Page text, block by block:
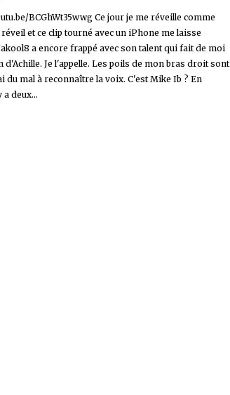
BCGhWt35wwg Ce jour je me réveille comme
et ce clip tourné avec un iPhone me laisse
a encore frappé avec son talent qui fait de moi
d'Achille. Je l'appelle. Les poils de mon bras droit sont
du mal à reconnaître la voix. C'est Mike Ib ? En
a deux...